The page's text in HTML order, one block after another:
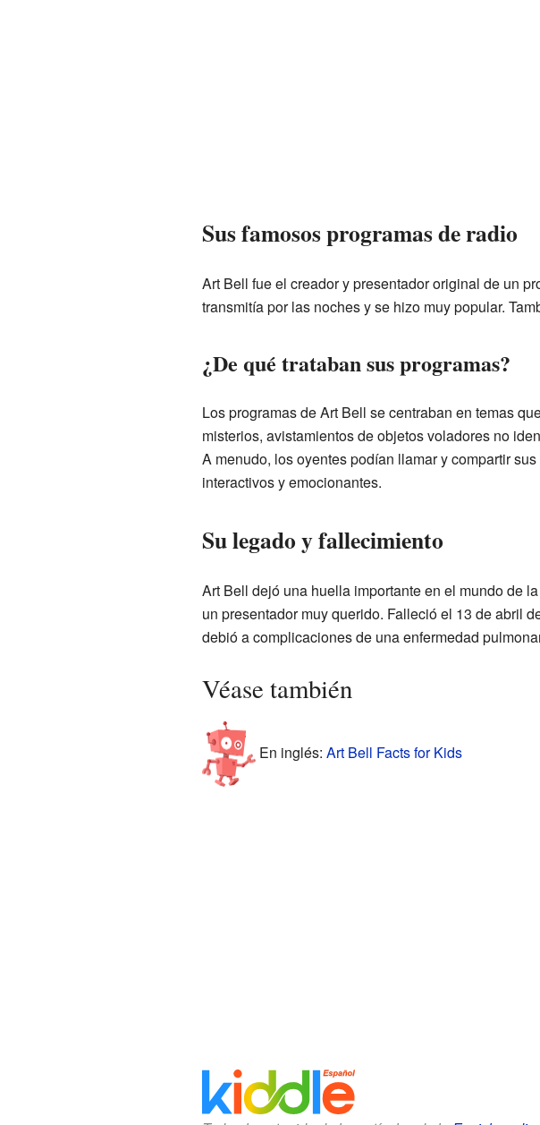
Sus famosos programas de radio
Art Bell fue el creador y presentador original de un
transmitía por las noches y se hizo muy popular.
¿De qué trataban sus programas?
Los programas de Art Bell se centraban en temas
misterios, avistamientos de objetos voladores no
A menudo, los oyentes podían llamar y compartir
interactivos y emocionantes.
Su legado y fallecimiento
Art Bell dejó una huella importante en el mundo de
un presentador muy querido. Falleció el 13 de abril
debió a complicaciones de una enfermedad
Véase también
En inglés: Art Bell Facts for Kids